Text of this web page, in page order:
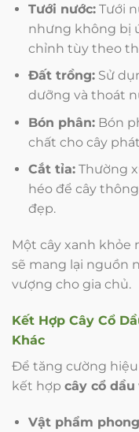
Tưới nước:Tưới
nhưng không bị
chỉnh tùy theo
Đất trồng:Sử
dưỡng và thoát
Bón phân:Bón
chất cho cây
Cắt tỉa:Thường
héo để cây
đẹp.
Một cây xanh khỏe
sẽ mang lại nguồn
vượng cho gia chủ.
Kết Hợp Cây Cổ
Khác
Để tăng cường
kết hợp cây cổ dầu
Vật phẩm